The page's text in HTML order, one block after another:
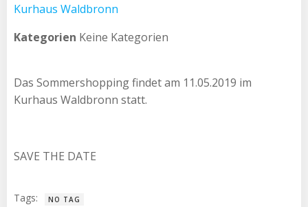
Kurhaus Waldbronn
Kategorien Keine Kategorien
Das Sommershopping findet am 11.05.2019 im
Kurhaus Waldbronn statt.
SAVE THE DATE
Tags: NO TAG